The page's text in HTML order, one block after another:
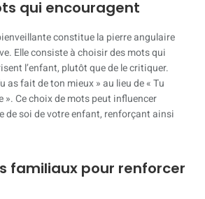
qui encouragent
constitue la pierre angulaire
Elle consiste à choisir des mots qui
l’enfant, plutôt que de le critiquer.
as fait de ton mieux » au lieu de « Tu
Ce choix de mots peut influencer
de soi de votre enfant, renforçant ainsi
familiaux pour renforcer